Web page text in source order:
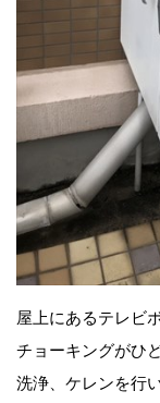
屋上にあるテレビ
チョーキングがひ
洗浄、ケレンを行